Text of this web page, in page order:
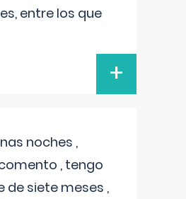
entre los que
+
noches ,
, tengo
de siete meses ,